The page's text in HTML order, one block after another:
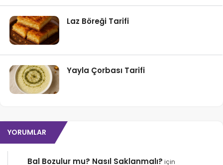
Laz Böreği Tarifi
Yayla Çorbası Tarifi
YORUMLAR
Bal Bozulur mu? Nasıl Saklanmalı? için